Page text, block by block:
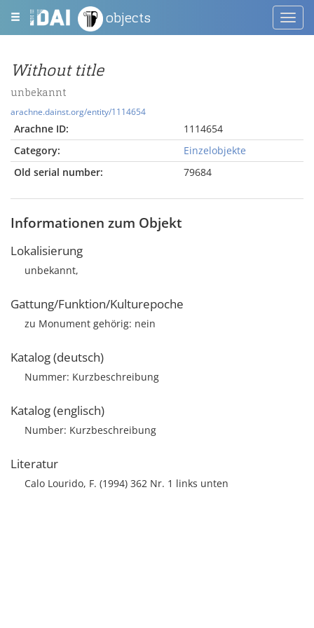
objects
Without title
unbekannt
arachne.dainst.org/entity/1114654
Arachne ID:
1114654
Category:
Einzelobjekte
Old serial number:
79684
Informationen zum Objekt
Lokalisierung
unbekannt,
Gattung/Funktion/Kulturepoche
zu Monument gehörig: nein
Katalog (deutsch)
Nummer: Kurzbeschreibung
Katalog (englisch)
Number: Kurzbeschreibung
Literatur
Calo Lourido, F. (1994) 362 Nr. 1 links unten